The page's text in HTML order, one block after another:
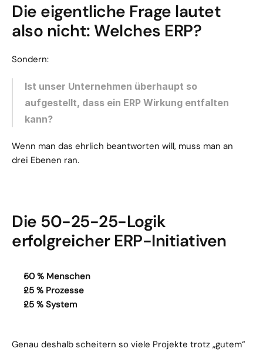
Die eigentliche Frage lautet
also nicht: Welches ERP?
Sondern:
Ist unser Unternehmen überhaupt so
aufgestellt, dass ein ERP Wirkung entfalten
kann?
Wenn man das ehrlich beantworten will, muss man an
drei Ebenen ran.
Die 50-25-25-Logik
erfolgreicher ERP-Initiativen
50 % Menschen
25 % Prozesse
25 % System
Genau deshalb scheitern so viele Projekte trotz „gutem“